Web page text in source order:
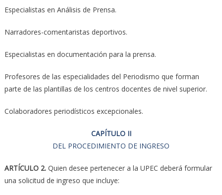
Especialistas en Análisis de Prensa.
Narradores-comentaristas deportivos.
Especialistas en documentación para la prensa.
Profesores de las especialidades del Periodismo que forman
parte de las plantillas de los centros docentes de nivel superior.
Colaboradores periodísticos excepcionales.
CAPÍTULO II
DEL PROCEDIMIENTO DE INGRESO
ARTÍCULO 2.Quien desee pertenecer a la UPEC deberá formular
una solicitud de ingreso que incluye: